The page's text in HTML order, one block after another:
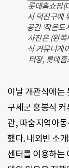
롯데홈쇼핑(
시 덕진구에
공간 ‘작은
사진은 (왼
식 커뮤니케
터장, 롯데
이날 개관식에는
구세군 홍봉식
관, 따숨지역아
했다. 내외빈 소
센터를 이용하는